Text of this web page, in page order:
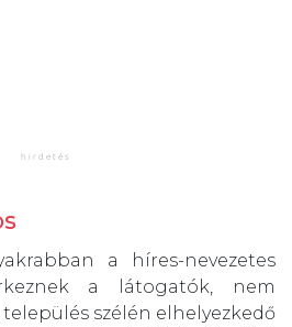
a híres-nevezetes
a látogatók, nem
szélén elhelyezkedő